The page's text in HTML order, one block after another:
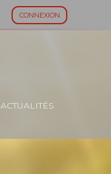
CONNEXION
ACTUALITÉS